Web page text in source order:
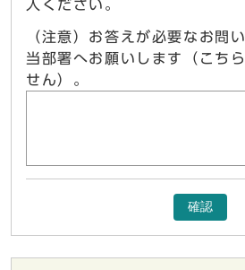
入ください。
（注意）お答えが必要なお問
当部署へお願いします（こち
せん）。
確認